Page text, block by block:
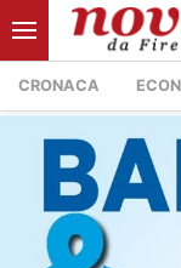
CRONACA